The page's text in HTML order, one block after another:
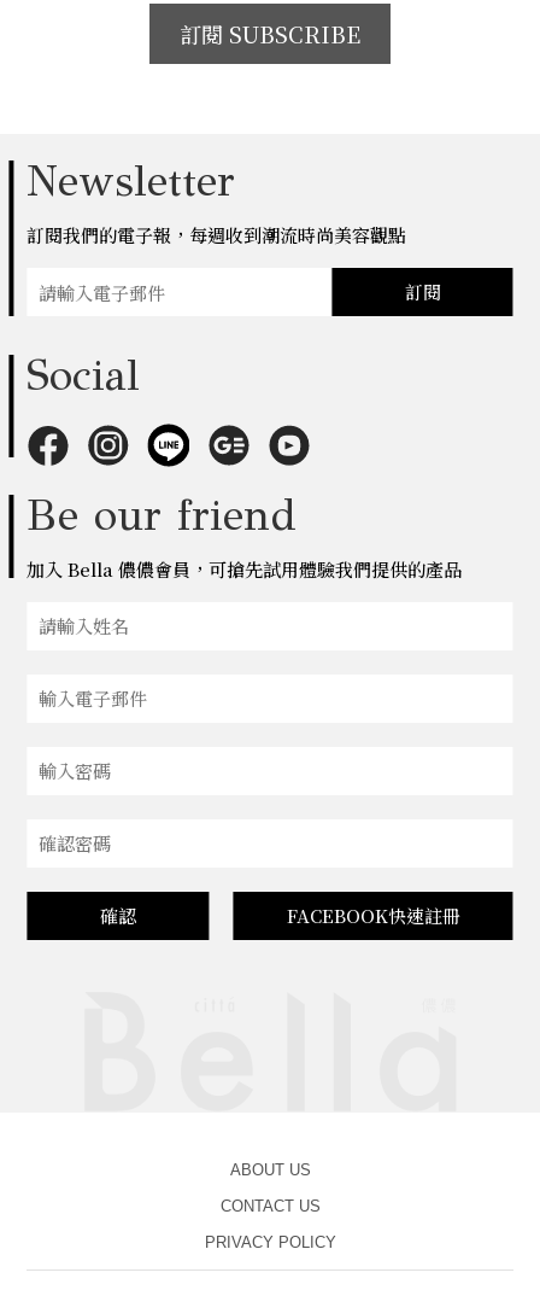
訂閱 SUBSCRIBE
Newsletter
訂閱我們的電子報，每週收到潮流時尚美容觀點
訂閱
Social
Be our friend
加入 Bella 儂儂會員，可搶先試用體驗我們提供的產品
確認 FACEBOOK快速註冊
ABOUT US
CONTACT US
PRIVACY POLICY